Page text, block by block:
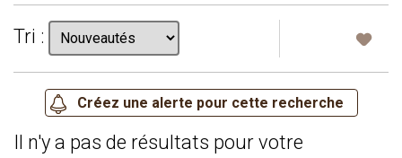
Tri :
Il n'y a pas de résultats pour votre